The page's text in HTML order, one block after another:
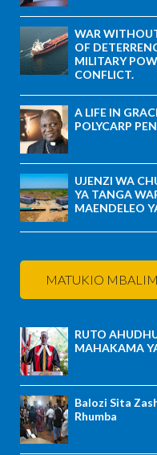
WAR
OF
MILITARY
CONFLICT.
A LIFE IN
POLYCARP
UJENZI WA
YA TANGA
MAENDELEO
MATUKIO
RUTO
MAHAKAMA
Balozi Sita
Rhumba